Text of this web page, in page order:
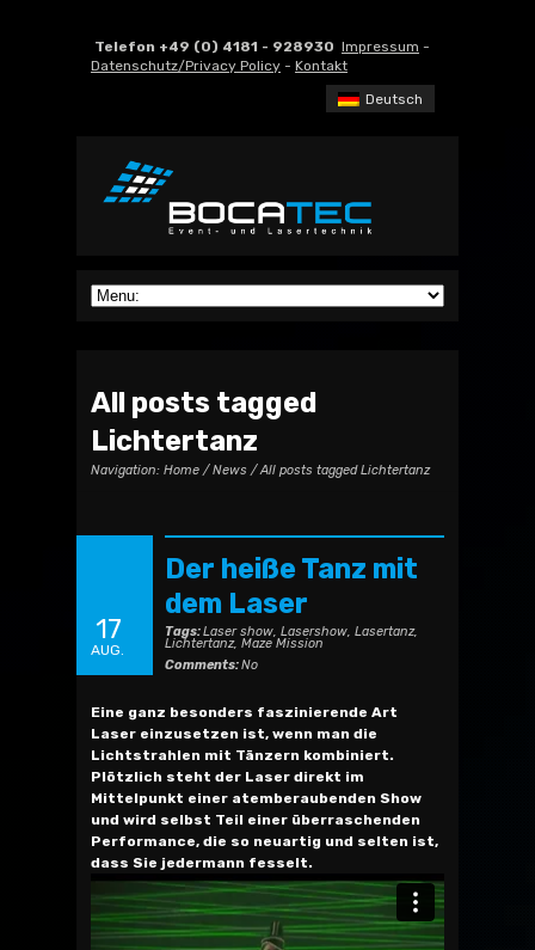
Telefon +49 (0) 4181 - 928930 Impressum -
Datenschutz/Privacy Policy - Kontakt
Deutsch
All posts tagged
Lichtertanz
Navigation: Home /News / All posts tagged Lichtertanz
17
AUG.
Der heiße Tanz mit
dem Laser
Tags:Laser show, Lasershow, Lasertanz,
Lichtertanz, Maze Mission
Comments:No
Eine ganz besonders faszinierende Art
Laser einzusetzen ist, wenn man die
Lichtstrahlen mit Tänzern kombiniert.
Plötzlich steht der Laser direkt im
Mittelpunkt einer atemberaubenden Show
und wird selbst Teil einer überraschenden
Performance, die so neuartig und selten ist,
dass Sie jedermann fesselt.